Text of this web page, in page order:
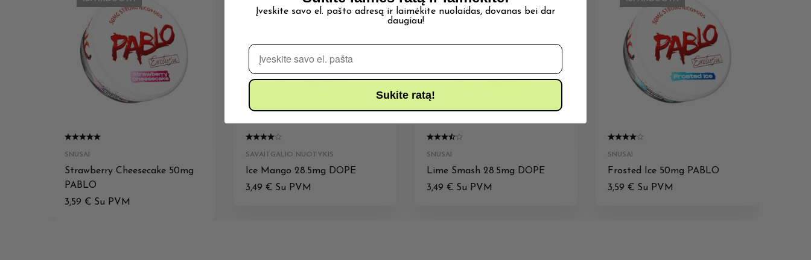
SNUSAI
Strawberry Cheesecake 50mg
PABLO
3,59 € Su PVM
SAVAITGALIO NUOTYKIS
Ice Mango 28.5mg DOPE
3,49 € Su PVM
SNUSAI
Lime Smash 28.5mg DOPE
3,49 € Su PVM
SNUSAI
Frosted Ice 50mg PABLO
3,59 € Su PVM
Įveskite savo el. pašto adresą ir laimėkite nuolaidas, dovanas bei dar
daugiau!
El. Pašto adresas
Sukite ratą!